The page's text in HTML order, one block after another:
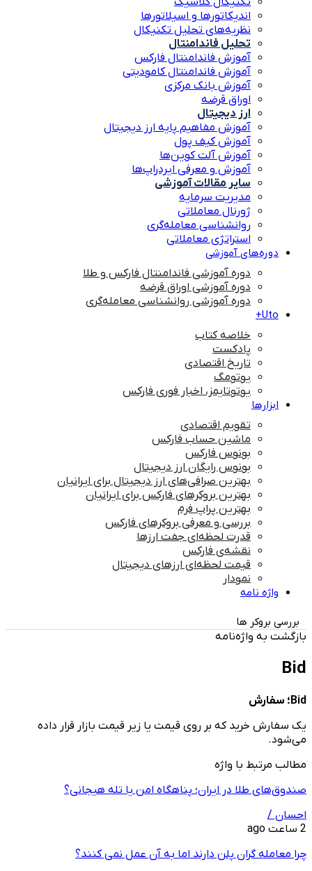
اندیکاتورها و اسیلاتورها
نظریه‌های تحلیل تکنیکال
تحلیل فاندامنتال
آموزش فاندامنتال فارکس
آموزش فاندامنتال کامودیتی
آموزش بانک مرکزی
اوراق قرضه
ارز دیجیتال
آموزش مفاهیم پایه ارز دیجیتال
آموزش کیف پول
آموزش آلت کوین‌ها
آموزش و معرفی ایردراپ‌ها
سایر مقالات آموزشی
مدیریت سرمایه
ژورنال معاملاتی
روانشناسی معامله‌گری
استراتژی معاملاتی
دوره‌های آموزشی
دوره آموزشی فاندامنتال فارکس و طلا
دوره آموزشی اوراق قرضه
دوره آموزشی روانشناسی معامله‌گری
Uto+
خلاصه کتاب
پادکست
تاریخ اقتصادی
یوتومگ
یوتوتایمز، اخبار فوری فارکس
ابزارها
تقویم اقتصادی
ماشین حساب فارکس
بونوس فارکس
بونوس رایگان ارز دیجیتال
بهترین صرافی‌های ارز دیجیتال برای ایرانیان
بهترین بروکرهای فارکس برای ایرانیان
بهترین پراپ‌ فرم
بررسی و معرفی بروکرهای فارکس
قدرت لحظه‌ای جفت ارزها
نقشه‌ی فارکس
قیمت لحظه‌ای ارزهای دیجیتال
نمودار
واژه نامه
بررسی بروکر ها
بازگشت به واژه‌نامه
Bid
Bid؛ سفارش
یک سفارش خرید که بر روی قیمت یا زیر قیمت بازار قرار داده
می‌شود.
مطالب مرتبط با واژه
صندوق‌های طلا در ایران؛ پناهگاه امن یا تله هیجانی؟
احسان /
2 ساعت ago
چرا معامله ‌گران پلن دارند اما به آن عمل نمی ‌کنند؟